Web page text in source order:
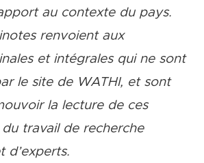
au contexte du pays.
renvoient aux
et intégrales qui ne sont
le site de WATHI, et sont
la lecture de ces
travail de recherche
d’experts.